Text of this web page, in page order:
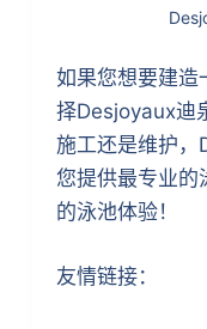
如果您想要建造
择Desjoyaux迪
施工还是维护，
您提供最专业的
的泳池体验！
友情链接：